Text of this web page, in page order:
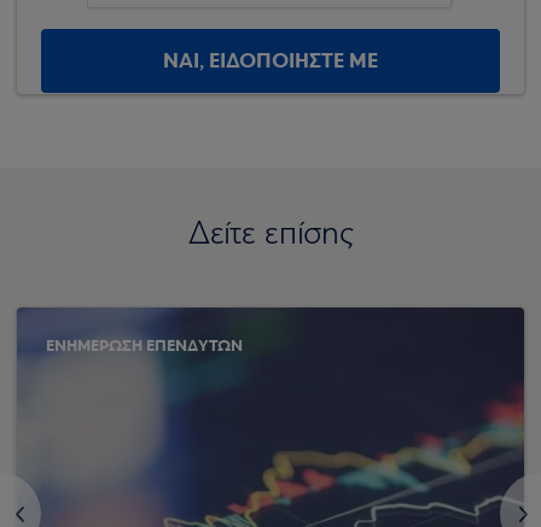
ΝΑΙ, ΕΙΔΟΠΟΙΗΣΤΕ ΜΕ
Δείτε επίσης
<
ΕΝΗΜΕΡΩΣΗ ΕΠΕΝΔΥΤΩΝ
>